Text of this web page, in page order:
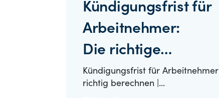
Kündigungsfrist für
Arbeitnehmer:
Die richtige
Berechnung
Kündigungsfrist für Arbeitnehmer
richtig berechnen |...